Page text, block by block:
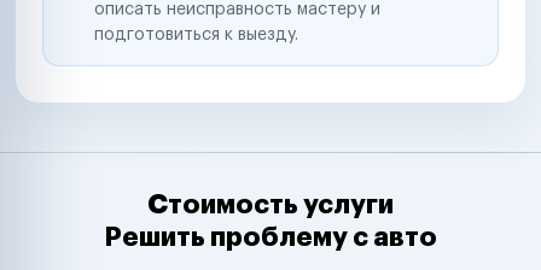
описать неисправность мастеру и
подготовиться к выезду.
Стоимость услуги
Решить проблему с авто